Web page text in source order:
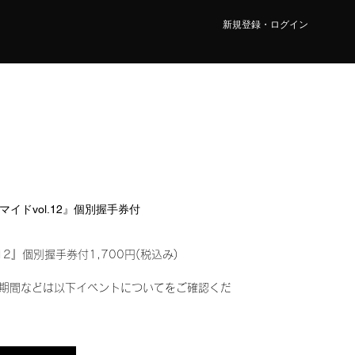
新規登録・ログイン
イドvol.12』個別握手券付
』個別握手券付1,700円(税込み)
間などは以下イベントについてをご確認くだ